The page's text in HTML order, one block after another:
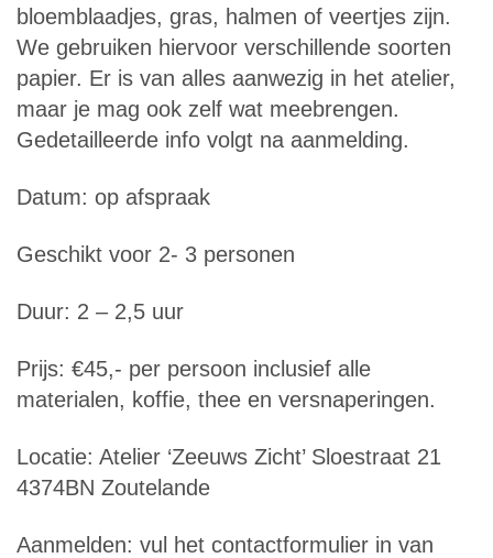
bloemblaadjes, gras, halmen of veertjes zijn.
We gebruiken hiervoor verschillende soorten
papier. Er is van alles aanwezig in het atelier,
maar je mag ook zelf wat meebrengen.
Gedetailleerde info volgt na aanmelding.
Datum: op afspraak
Geschikt voor 2- 3 personen
Duur: 2 – 2,5 uur
Prijs: €45,- per persoon inclusief alle
materialen, koffie, thee en versnaperingen.
Locatie: Atelier ‘Zeeuws Zicht’ Sloestraat 21
4374BN Zoutelande
Aanmelden: vul het contactformulier in van